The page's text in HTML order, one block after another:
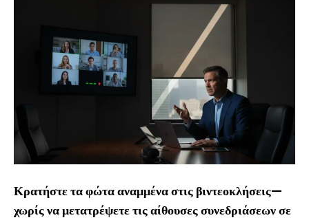
Κρατήστε τα φώτα αναμμένα στις βιντεοκλήσεις—
χωρίς να μετατρέψετε τις αίθουσες συνεδριάσεων σε